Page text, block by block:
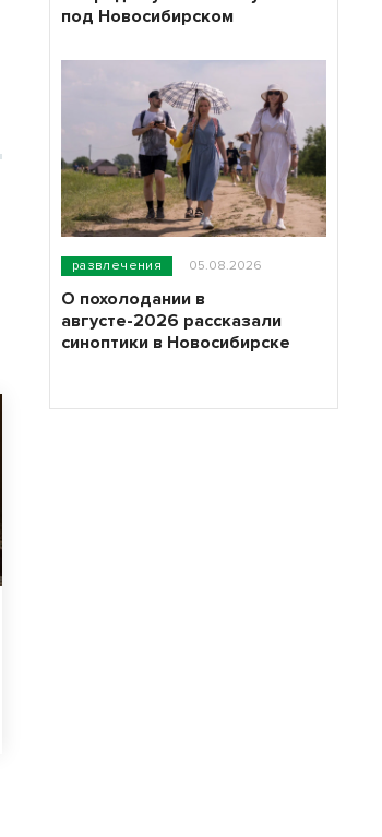
под Новосибирском
развлечения 05.08.2026
О похолодании в
августе-2026 рассказали
синоптики в Новосибирске